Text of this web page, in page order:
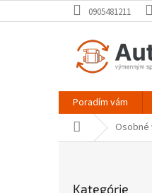
na
0905481211
Poradím vám
Domov Osobné
kategórie
Kategórie